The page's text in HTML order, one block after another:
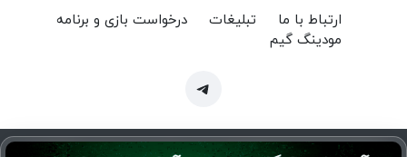
ارتباط با ما تبلیغات
درخواست بازی و برنامه
مودینگ گیم
Copyright © 2024 MenuMod.ir | تمام حقوق برای منو مود محفوظ است.